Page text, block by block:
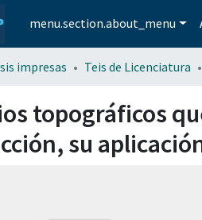
menu.section.about_menu
impresas Teis de Licenciatura
topográficos
su